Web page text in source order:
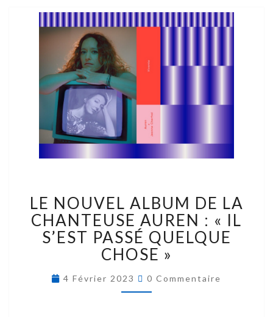
LE NOUVEL ALBUM DE LA
CHANTEUSE AUREN : « IL
S’EST PASSÉ QUELQUE
CHOSE »
4 Février 2023 0 Commentaire